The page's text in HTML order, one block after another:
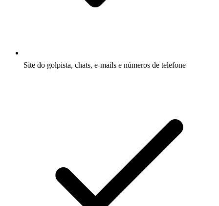
Site do golpista, chats, e-mails e números de telefone